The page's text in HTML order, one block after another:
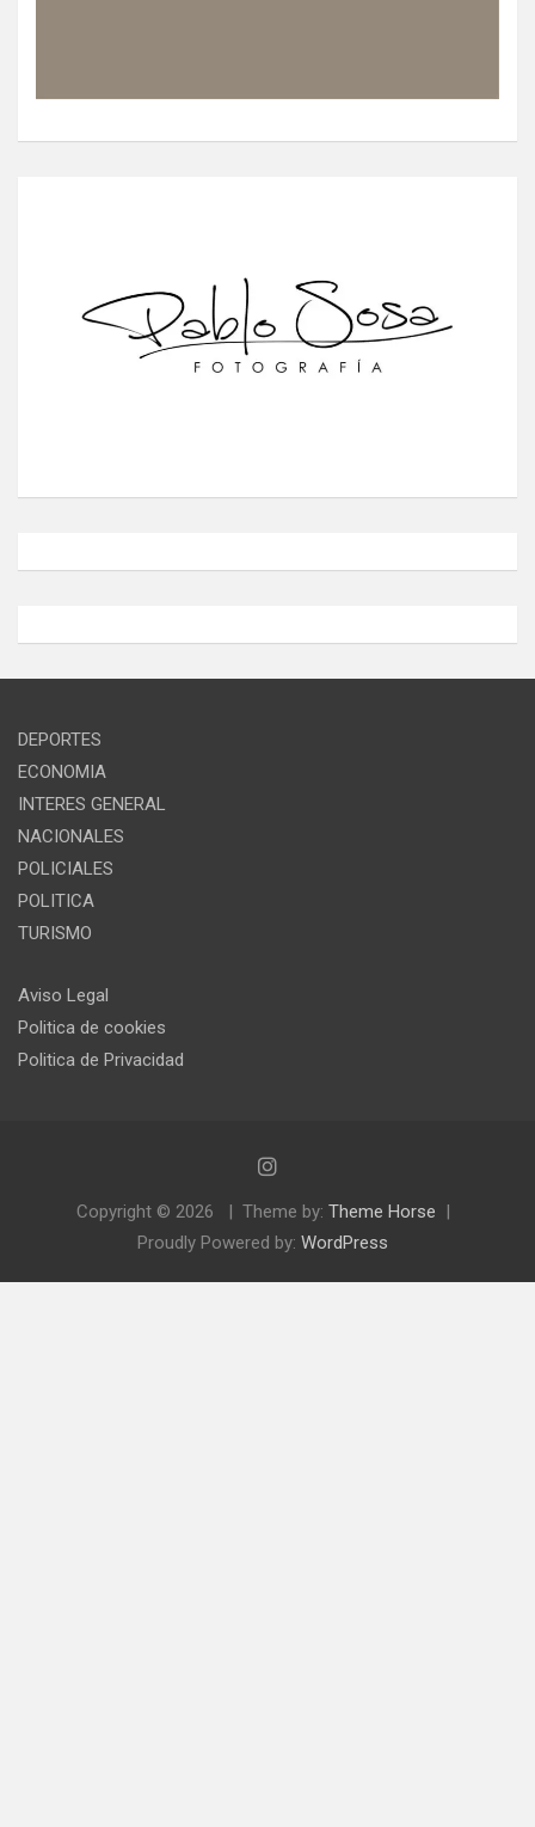
DEPORTES
ECONOMIA
INTERES GENERAL
NACIONALES
POLICIALES
POLITICA
TURISMO
Aviso Legal
Politica de cookies
Politica de Privacidad
Copyright © 2026 Theme by: Theme Horse
Proudly Powered by: WordPress